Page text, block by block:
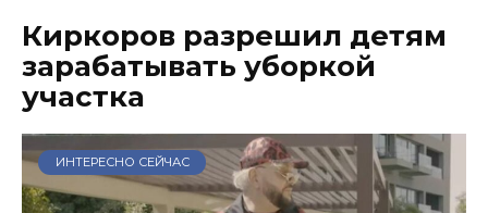
Киркоров разрешил детям
зарабатывать уборкой
участка
ИНТЕРЕСНО СЕЙЧАС